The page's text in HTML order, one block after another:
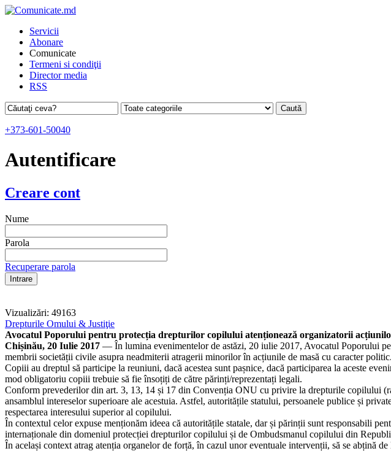
Servicii
Abonare
Comunicate
Termeni si condiţii
Director media
RSS
+373-601-50040
Autentificare
Creare cont
Nume
Parola
Recuperare parola
Vizualizări: 49163
Drepturile Omului & Justiţie
Avocatul Poporului pentru protecția drepturilor copilului atenționează organizatorii
Chișinău, 20 Iulie 2017 — În lumina evenimentelor de astăzi, 20 iulie 2017, Avocatul Poporului
membrii societății civile asupra neadmiterii atragerii minorilor în acțiunile de masă cu caracter politic.
Copiii au dreptul să participe la reuniuni, dacă acestea sunt pașnice, dacă participarea la aceste
mod obligatoriu copiii trebuie să fie însoțiți de către părinți/reprezentați legali.
Conform prevederilor din art. 3, 13, 14 și 17 din Convenția ONU cu privire la drepturile copilului
ansamblul intereselor superioare ale acestuia. Astfel, autoritățile statului, persoanele publice și
respectarea interesului superior al copilului.
În contextul celor expuse menționăm ideea că autoritățile statale, dar și părinții sunt responsabili
internaționale din domeniul protecției drepturilor copilului și de Ombudsmanul copilului din
În același context atrag atenția organelor de forță, în cazul unor eventuale intervenții, să se abțină